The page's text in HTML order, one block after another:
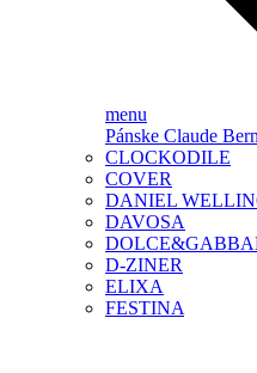
menu
Pánske Claude
CLOCKODILE
COVER
DANIEL
DAVOSA
D-ZINER
ELIXA
FESTINA